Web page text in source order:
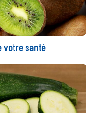
votre santé